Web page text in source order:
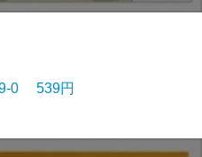
0 539円